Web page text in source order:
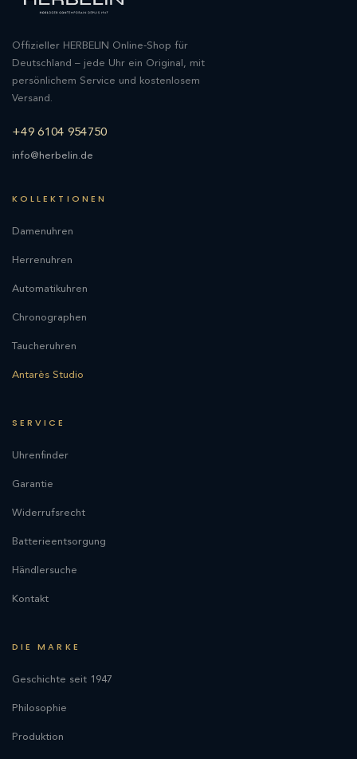
Offizieller HERBELIN Online-Shop für
Deutschland – jede Uhr ein Original, mit
persönlichem Service und kostenlosem
Versand.
+49 6104 954750
info@herbelin.de
KOLLEKTIONEN
Damenuhren
Herrenuhren
Automatikuhren
Chronographen
Taucheruhren
Antarès Studio
SERVICE
Uhrenfinder
Garantie
Widerrufsrecht
Batterieentsorgung
Händlersuche
Kontakt
DIE MARKE
Geschichte seit 1947
Philosophie
Produktion